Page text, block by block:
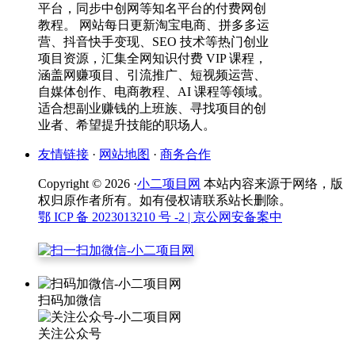
平台，同步中创网等知名平台的付费网创
教程。 网站每日更新淘宝电商、拼多多运
营、抖音快手变现、SEO 技术等热门创业
项目资源，汇集全网知识付费 VIP 课程，
涵盖网赚项目、引流推广、短视频运营、
自媒体创作、电商教程、AI 课程等领域。
适合想副业赚钱的上班族、寻找项目的创
业者、希望提升技能的职场人。
友情链接 · 网站地图 · 商务合作
Copyright © 2026 ·小二项目网 本站内容来源于网络，版
权归原作者所有。如有侵权请联系站长删除。
鄂 ICP 备 2023013210 号 -2 | 京公网安备案中
扫码加微信
关注公众号